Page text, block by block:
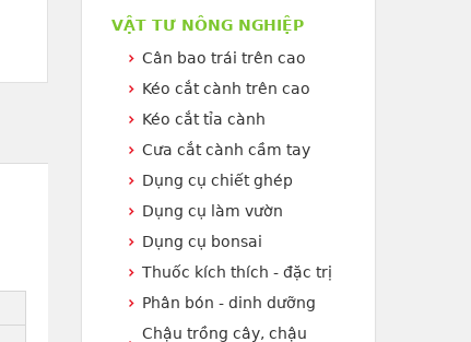
VẬT TƯ NÔNG NGHIỆP
Cân bao trái trên cao
Kéo cắt cành trên cao
Kéo cắt tỉa cành
Cưa cắt cành cầm tay
Dụng cụ chiết ghép
Dụng cụ làm vườn
Dụng cụ bonsai
Thuốc kích thích - đặc trị
Phân bón - dinh dưỡng
Chậu trồng cây, chậu